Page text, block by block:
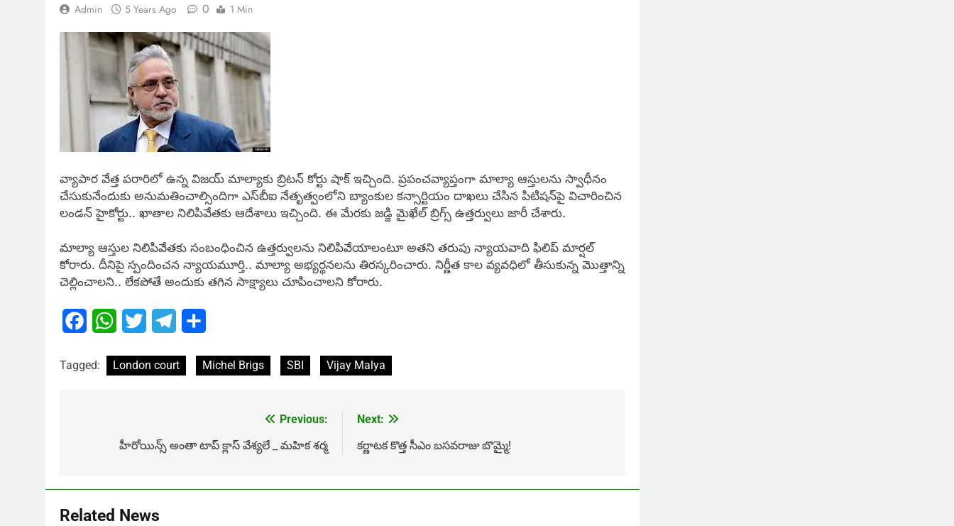
Admin 5 Years Ago 0 1 Min
వ్యాపార వేత్త పరారిలో ఉన్న విజయ్ మాల్యాకు బ్రిటన్​ కోర్టు షాక్​ ఇచ్చింది. ప్రపంచవ్యాప్తంగా మాల్యా ఆస్తులను స్వాధీనం
చేసుకునేందుకు అనుమతించాల్సిందిగా ఎస్​బీఐ నేతృత్వంలోని బ్యాంకుల కన్సార్టియం దాఖలు చేసిన పిటిషన్​పై విచారించిన
లండన్ హైకోర్టు.. ఖాతాల నిలిపివేతకు ఆదేశాలు ఇచ్చింది. ఈ మేరకు జడ్జి మైఖేల్ బ్రిగ్స్ ఉత్తర్వులు జారీ చేశారు.
మాల్యా ఆస్తుల నిలిపివేతకు సంబంధించిన ఉత్తర్వులను నిలిపివేయాలంటూ అతని తరుపు న్యాయవాది ఫిలిప్​ మార్షల్​
కోరారు. దీనిపై స్పందించన న్యాయమూర్తి.. మాల్యా అభ్యర్థనలను తిరస్కరించారు. నిర్ణీత కాల వ్యవధిలో తీసుకున్న మొత్తాన్ని
చెల్లించాలని.. లేకపోతే అందుకు తగిన సాక్ష్యాలు చూపించాలని కోరారు.
FacebookWhatsApp
Twitter Telegram
Tagged: London court Michel Brigs SBI Vijay Malya
navigation
Previous:
హీరోయిన్స్ అంతా టాప్ క్లాస్ వేశ్యలే _ మహిక శర్మ
Next:
కర్ణాటక కొత్త సీఎం బసవరాజు బొమ్మై!
Related News